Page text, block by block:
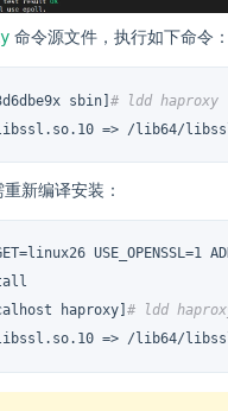
命令源文件，执行如下命令：
sbin]# ldd haproxy
=> /lib64/
新编译安装：
USE_OPENSSL=1
haproxy]# ldd
=> /lib64/